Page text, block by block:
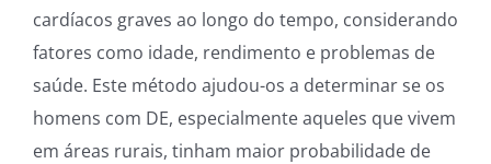
cardíacos graves ao longo do tempo, considerando
fatores como idade, rendimento e problemas de
saúde. Este método ajudou-os a determinar se os
homens com DE, especialmente aqueles que vivem
em áreas rurais, tinham maior probabilidade de